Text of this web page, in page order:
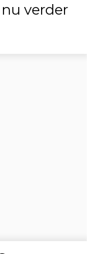
verder